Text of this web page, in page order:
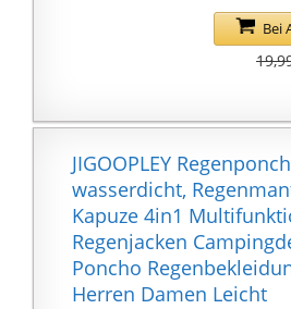
Matte.
Not sogar
Behelfs
【
und
unisex
23131b4}
Polyester-
einen
Bei
JIGOOPLEY
wasserdicht,
Kapuze 4in1
Regenjacken
Poncho
Herren Damen Leicht